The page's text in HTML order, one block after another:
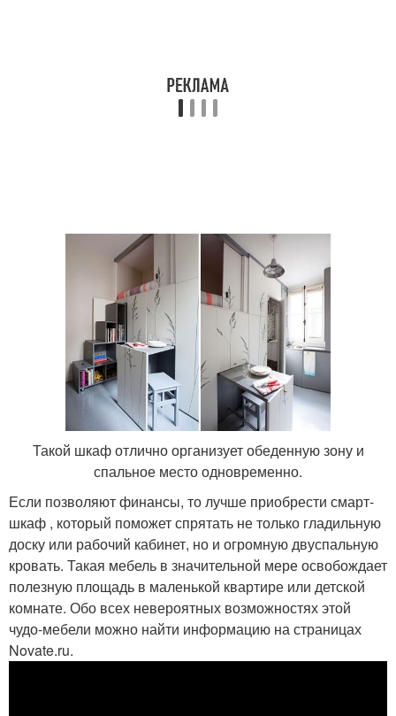
Такой шкаф отлично организует обеденную зону и
спальное место одновременно.
Если позволяют финансы, то лучше приобрести смарт-
шкаф , который поможет спрятать не только гладильную
доску или рабочий кабинет, но и огромную двуспальную
кровать. Такая мебель в значительной мере освобождает
полезную площадь в маленькой квартире или детской
комнате. Обо всех невероятных возможностях этой
чудо-мебели можно найти информацию на страницах
Novate.ru.